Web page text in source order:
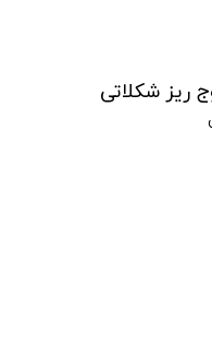
ریز شکلاتی